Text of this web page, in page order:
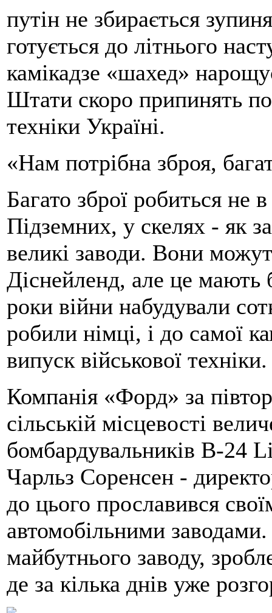
путін не збирається
готується до літнього
камікадзе «шахед»
Штати скоро припинять
техніки Україні.
«Нам потрібна зброя,
Багато зброї робиться не
Підземних, у скелях - як
великі заводи. Вони
Діснейленд, але це мають
роки війни набудували
робили німці, і до самої
випуск військової техніки.
Компанія «Форд» за
сільській місцевості
бомбардувальників В-24
Чарльз Соренсен -
до цього прославився
автомобільними
майбутнього заводу,
де за кілька днів уже